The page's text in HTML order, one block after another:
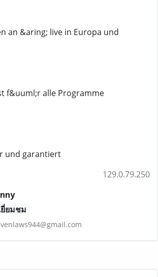
an &aring; live in Europa und
f&uuml;r alle Programme
und garantiert
129.0.79.250
ยี่ยมชม